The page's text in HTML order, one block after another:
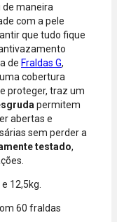
de maneira
com a pele
que tudo fique
de Fraldas G,
cobertura
proteger, traz um
permitem
abertas e
sem perder a
testado,
12,5kg.
60 fraldas